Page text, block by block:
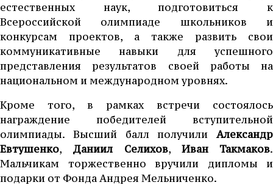
естественных наук, подготовиться к
Всероссийской олимпиаде школьников и
конкурсам проектов, а также развить свои
коммуникативные навыки для успешного
представления результатов своей работы на
национальном и международном уровнях.
Кроме того, в рамках встречи состоялось
награждение победителей вступительной
олимпиады. Высший балл получили Александр
Евтушенко, Даниил Селихов, Иван Такмаков.
Мальчикам торжественно вручили дипломы и
подарки от Фонда Андрея Мельниченко.